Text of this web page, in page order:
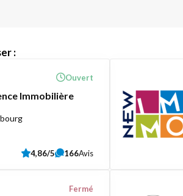
:
Immobilière
Ouvert
4,86/5 166Avis
Fermé